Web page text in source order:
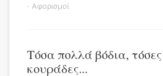
· Αφορισμοί
Τόσα πολλά βόδια,
κουράδες...